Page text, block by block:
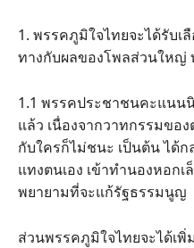
1. พรรคภูมิใจไทยจะได้รับเ
ทางกับผลของโพลส่วนใหญ่
1.1 พรรคประชาชนคะแนน
แล้ว เนื่องจากวาทกรรมขอ
กับใครก็ไม่ชนะ เป็นต้น ได้ก
แทงตนเอง เข้าทำนองหอกเ
พยายามที่จะแก้รัฐธรรมนูญ
ส่วนพรรคภูมิใจไทยจะได้เ